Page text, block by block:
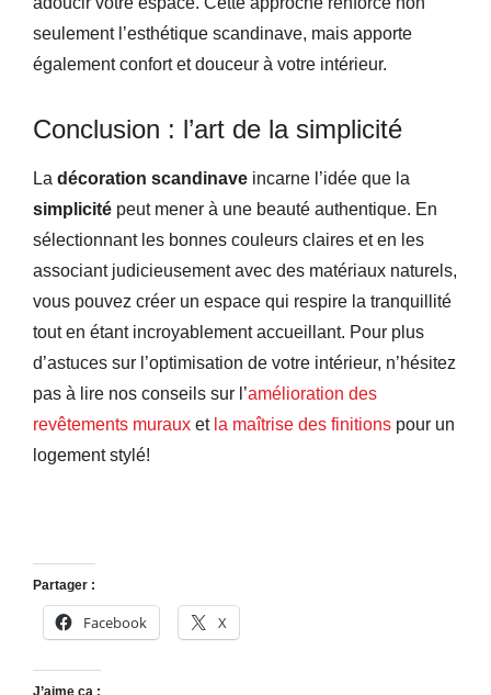
seulement l’esthétique scandinave, mais apporte
également confort et douceur à votre intérieur.
Conclusion : l’art de la simplicité
La décoration scandinave incarne l’idée que la
simplicité peut mener à une beauté authentique. En
sélectionnant les bonnes couleurs claires et en les
associant judicieusement avec des matériaux naturels,
vous pouvez créer un espace qui respire la tranquillité
tout en étant incroyablement accueillant. Pour plus
d’astuces sur l’optimisation de votre intérieur, n’hésitez
pas à lire nos conseils sur l’amélioration des
revêtements muraux et la maîtrise des finitions pour un
logement stylé!
Partager :
Facebook X
J’aime ça :